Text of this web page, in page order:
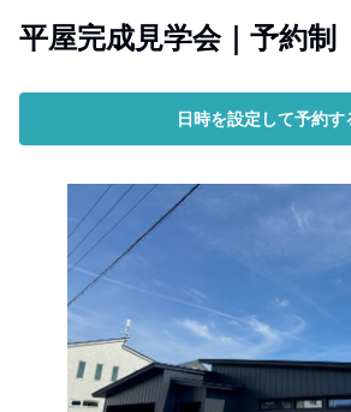
平屋完成見学会｜予約制
日時を設定して予約す